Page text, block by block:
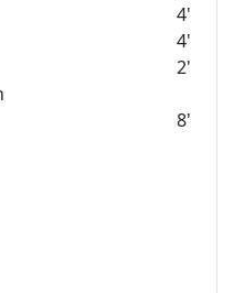
4'
4'
2'
8'